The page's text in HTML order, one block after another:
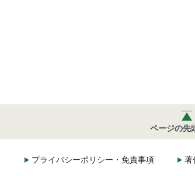
ページの先
プライバシーポリシー・免責事項 著